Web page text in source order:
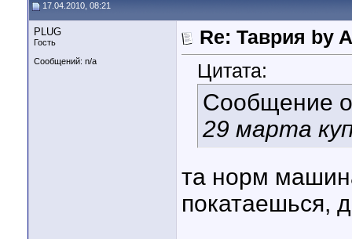
17.04.2010, 08:21
PLUG
Гость
Сообщений: n/a
Re: Таврия by
Цитата:
Сообщение
29 марта
та норм
покатаешься,